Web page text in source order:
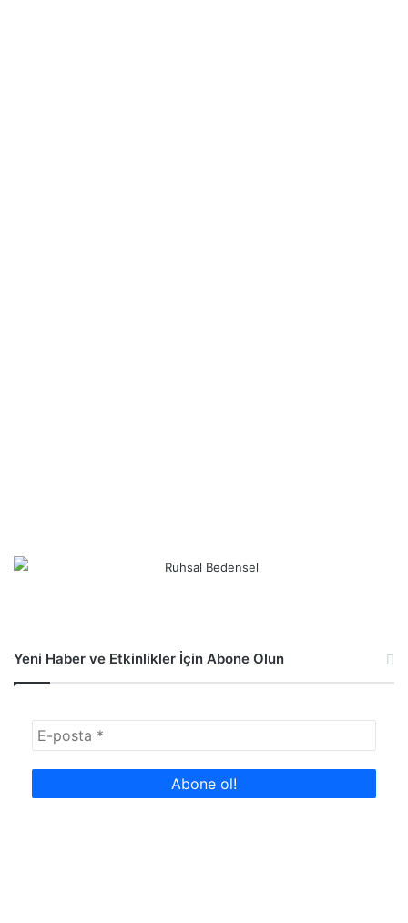
Yeni Haber ve Etkinlikler İçin Abone Olun